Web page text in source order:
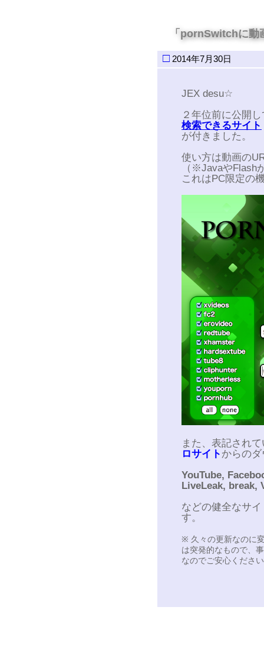
「pornSwitchに動
□ 2014年7月30日
JEX desu☆
２年位前に公開
検索できるサイト
が付きました。
使い方は動画の
（※JavaやFlash
これはPC限定の
また、表記され
ロサイト からの
YouTube,
LiveLeak, break,
などの健全なサ
す。
※ 久々の更新なのに
は突発的なもので、
なのでご安心くださ